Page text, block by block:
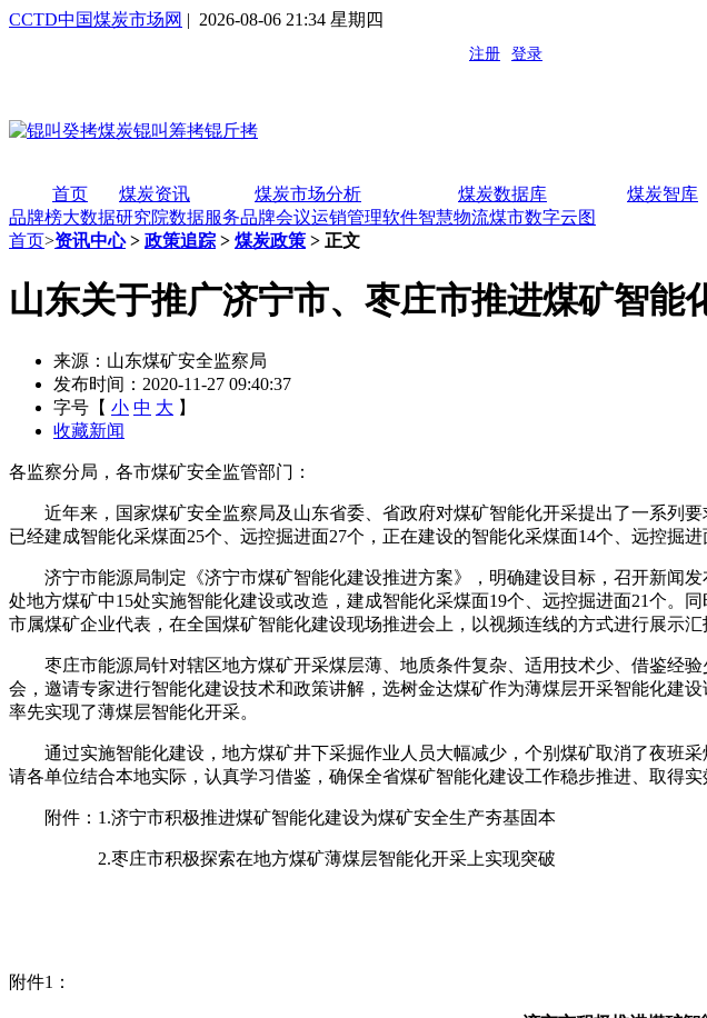
CCTD中国煤炭市场网 | 2026-08-06 21:34 星期四
首页 煤炭资讯 煤炭市场分析 煤炭数据库 煤炭智库
品牌榜大数据研究院数据服务品牌会议运销管理软件智慧物流煤市数字云图
首页>资讯中心> 政策追踪 > 煤炭政策 > 正文
山东关于推广济宁市、枣庄市推进煤矿智能
来源：山东煤矿安全监察局
发布时间：2020-11-27 09:40:37
字号【 小 中 大 】
收藏新闻
各监察分局，各市煤矿安全监管部门：
近年来，国家煤矿安全监察局及山东省委、省政府对煤矿智能化开采提出了一系列
已经建成智能化采煤面25个、远控掘进面27个，正在建设的智能化采煤面14个、远控掘
济宁市能源局制定《济宁市煤矿智能化建设推进方案》，明确建设目标，召开新闻发
处地方煤矿中15处实施智能化建设或改造，建成智能化采煤面19个、远控掘进面21个
市属煤矿企业代表，在全国煤矿智能化建设现场推进会上，以视频连线的方式进行展示汇
枣庄市能源局针对辖区地方煤矿开采煤层薄、地质条件复杂、适用技术少、借鉴经
会，邀请专家进行智能化建设技术和政策讲解，选树金达煤矿作为薄煤层开采智能化建
率先实现了薄煤层智能化开采。
通过实施智能化建设，地方煤矿井下采掘作业人员大幅减少，个别煤矿取消了夜班采
请各单位结合本地实际，认真学习借鉴，确保全省煤矿智能化建设工作稳步推进、取得实
附件：1.济宁市积极推进煤矿智能化建设为煤矿安全生产夯基固本
2.枣庄市积极探索在地方煤矿薄煤层智能化开采上实现突破
附件1：